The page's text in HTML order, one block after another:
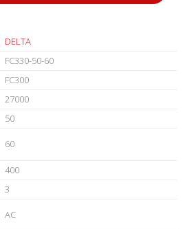
DELTA
FC330-50-60
FC300
27000
50
60
400
3
AC